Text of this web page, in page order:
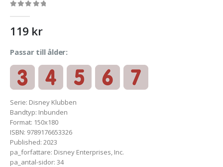
119 kr
Passar till ålder:
Serie: Disney Klubben
Bandtyp: Inbunden
Format: 150x180
ISBN: 9789176653326
Published: 2023
pa_forfattare: Disney Enterprises, Inc.
pa_antal-sidor: 34